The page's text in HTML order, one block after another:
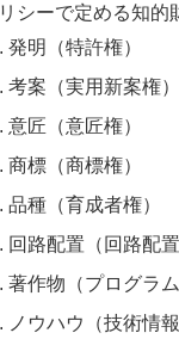
シーで定める知的
発明（特許権）
考案（実用新案権）
意匠（意匠権）
商標（商標権）
品種（育成者権）
回路配置（回路配置
著作物（プログラ
ノウハウ（技術情